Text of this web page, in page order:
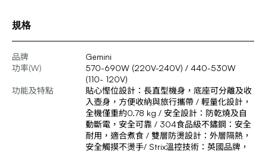
規格
品牌
Gemini
功率(W)
570-690W (220V-240V) / 440-530W
(110- 120V)
功能及特點
貼心慳位設計：長直型機身，底座可分離及收
入壺身，方便收納與旅行攜帶 / 輕量化設計，
全機僅重約0.78 kg / 安全設計：防乾燒及自
動斷電，安全可靠 / 304食品級不鏽鋼：安全
耐用，適合煮食 / 雙層防燙設計：外層隔熱，
安全觸摸不燙手/ Strix溫控技術：英國品牌，